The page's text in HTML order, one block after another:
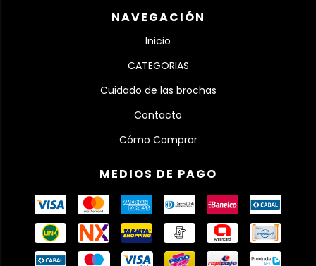
NAVEGACIÓN
Inicio
CATEGORIAS
Cuidado de las brochas
Contacto
Cómo Comprar
MEDIOS DE PAGO